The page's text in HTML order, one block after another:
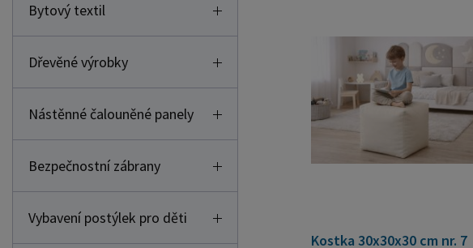
Bytový textil
Dřevěné výrobky
Nástěnné čalouněné panely
Bezpečnostní zábrany
Vybavení postýlek pro děti
Kostka 30x30x30 cm nr. 7